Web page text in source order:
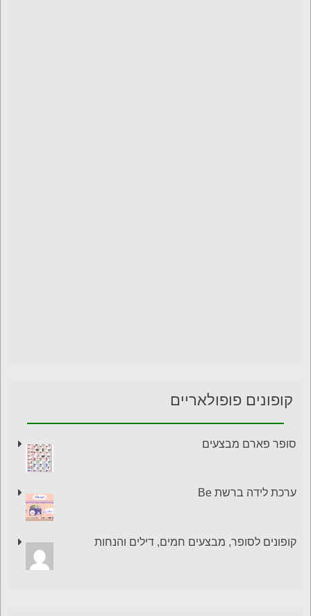
קופונים פופולאריים
סופר פארם מבצעים
ערכת לידה ברשת Be
קופונים לסופר, מבצעים חמים, דילים והנחות